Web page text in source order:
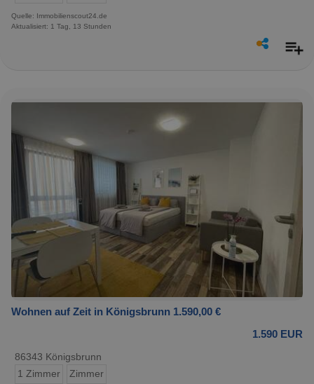
Quelle: Immobilienscout24.de
Aktualisiert: 1 Tag, 13 Stunden
Wohnen auf Zeit in Königsbrunn 1.590,00 €
1.590 EUR
86343 Königsbrunn
1 Zimmer
Zimmer